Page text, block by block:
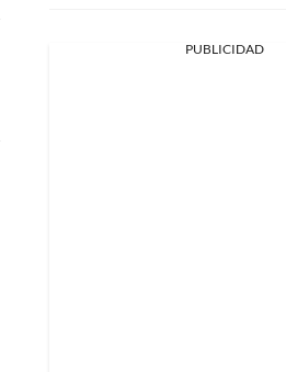
PUBLICIDAD